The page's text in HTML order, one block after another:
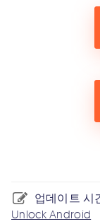
업데이트 시
Unlock Android